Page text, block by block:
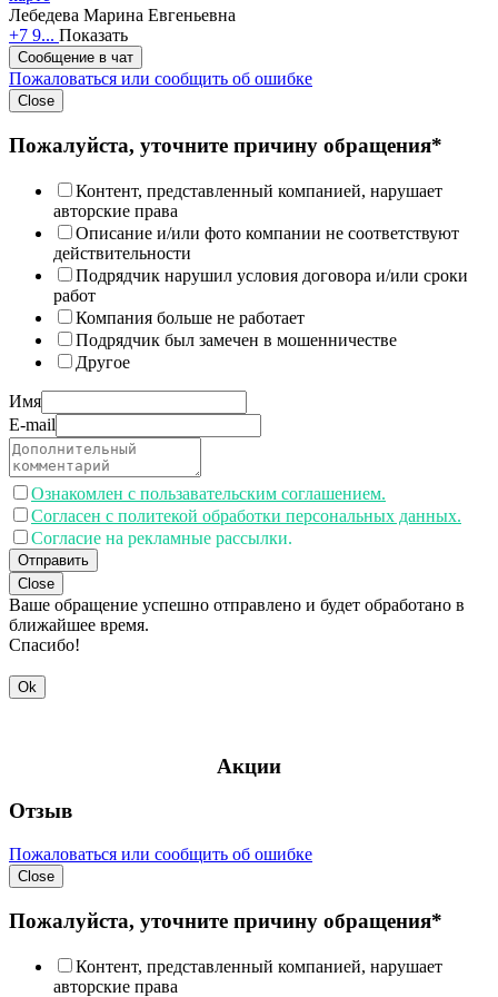
Лебедева Марина Евгеньевна
+7 9... Показать
Сообщение в чат
Пожаловаться или сообщить об ошибке
Close
Пожалуйста, уточните причину обращения*
Контент, представленный компанией, нарушает
авторские права
Описание и/или фото компании не соответствуют
действительности
Подрядчик нарушил условия договора и/или сроки
работ
Компания больше не работает
Подрядчик был замечен в мошенничестве
Другое
Имя
E-mail
Ознакомлен с пользавательским соглашением.
Согласен с политекой обработки персональных данных.
Согласие на рекламные рассылки.
Отправить
Close
Ваше обращение успешно отправлено и будет обработано в
ближайшее время.
Спасибо!
Ok
Акции
Отзыв
Пожаловаться или сообщить об ошибке
Close
Пожалуйста, уточните причину обращения*
Контент, представленный компанией, нарушает
авторские права